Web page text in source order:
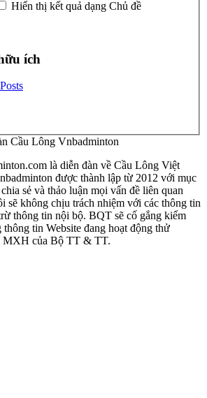
Hiển thị kết quả dạng Chủ đề
ích
Cầu Lông Vnbadminton
là diễn đàn về Cầu Lông Việt
được thành lập từ 2012 với mục
sẻ và thảo luận mọi vấn đề liên quan
sẽ không chịu trách nhiệm với các thông tin
thông tin nội bộ. BQT sẽ cố gắng kiểm
thông tin Website đang hoạt động thử
MXH của Bộ TT & TT.